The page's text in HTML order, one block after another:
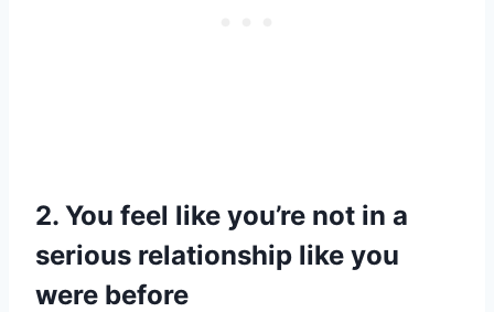
2. You feel like you’re not in a
serious relationship like you
were before